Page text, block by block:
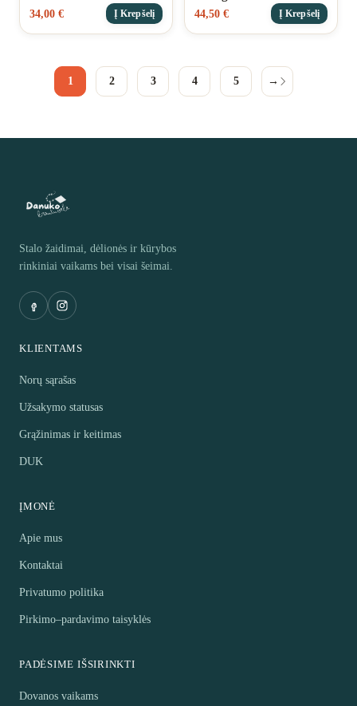
34,00 € Į Krepšelį 44,50 € Į Krepšelį
1 2 3 4 5 →
Stalo žaidimai, dėlionės ir kūrybos
rinkiniai vaikams bei visai šeimai.
KLIENTAMS
Norų sąrašas
Užsakymo statusas
Grąžinimas ir keitimas
DUK
ĮMONĖ
Apie mus
Kontaktai
Privatumo politika
Pirkimo–pardavimo taisyklės
PADĖSIME IŠSIRINKTI
Dovanos vaikams